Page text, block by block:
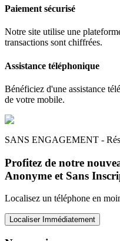
Paiement sécurisé
Notre site utilise une
transactions sont chiffrées.
Assistance téléphonique
Bénéficiez d'une assistance
de votre mobile.
SANS ENGAGEMENT -
Profitez de notre
Anonyme et Sans
Localisez un téléphone en
Localiser Immédiatement